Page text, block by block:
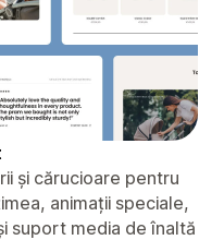
și cărucioare pentru
animații speciale,
suport media de înaltă